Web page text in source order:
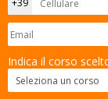
Indica il corso